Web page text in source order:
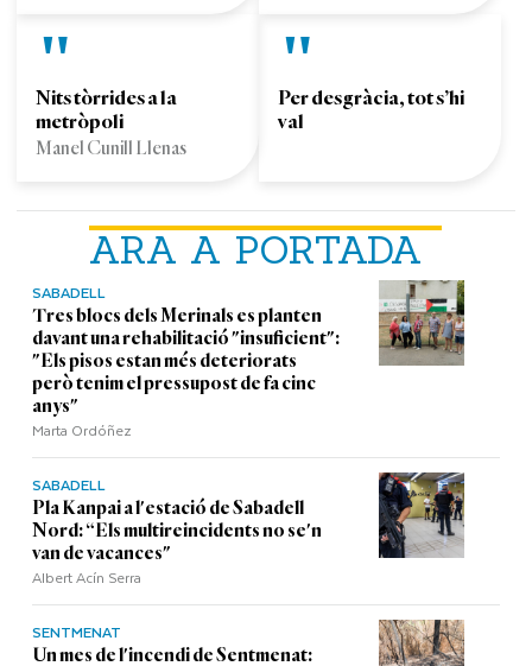
ARA A PORTADA
SABADELL
Tres blocs dels Merinals es planten
davant una rehabilitació "insuficient":
"Els pisos estan més deteriorats
però tenim el pressupost de fa cinc
anys"
Marta Ordóñez
SABADELL
Pla Kanpai a l'estació de Sabadell
Nord: “Els multireincidents no se'n
van de vacances"
Albert Acín Serra
SENTMENAT
Un mes de l'incendi de Sentmenat:
Nits tòrrides a la
metròpoli
Manel Cunill Llenas
Per desgràcia, tot s’hi
val